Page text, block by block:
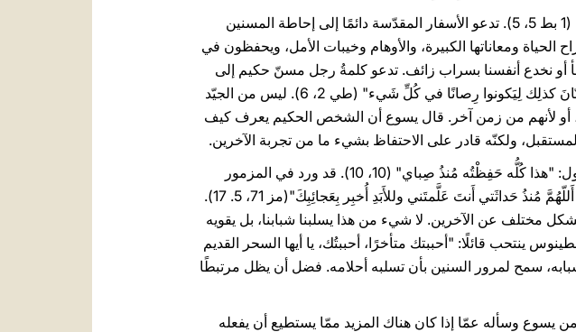
16. غير أن كلمة الله، في الوقت عينه، توصي الشبّان: "اِخضَعوا لِلشُّيوخ" (1 بط 5، 5). تدعو الأسفار المقدّسة دائمًا إلى إحاطة المسنين
الحياة ومعاناتها الكبيرة، والأوهام وخيبات الأمل، ويحفظون في
أو نخدع أنفسنا بسراب زائف. تدعو كلمةُ رجل مسنّ حكيم إلى
احترام حدود معيّنة وإلى السيطرة على الذات في الوقت المناسب: "عِظِ الشُّبّانَ كذلِك لِيَكونوا رِصانًا في كُلِّ شَيء" (طي 2، 6). ليس من الجيّد
لأنهم من زمن آخر. قال يسوع أن الشخص الحكيم يعرف كيف
17. نجد في إنجيل مرقس، رجلًا يستمع إلى يسوع يتكلم عن الوصايا، ويقول: "هذا كُلُّه حَفِظْتُه مُنذُ صِباي" (10، 10). قد ورد في المزمور
الشيء نفسه: "إِنك أَنت أَيُّها السّيدُ رَجائي وأَنت أَيُّها الرّب مُنذ صِبايَ مُعتمَدي... أَللّهُمَّ مُنذُ حَداثَتي أَنتَ عَلَّمتَني وللأَبَدِ أُخبِر بِعَجائِبِكَ"(مز 71، 5. 17).
مختلف عن الآخرين. لا شيء من هذا يسلبنا شبابنا، بل يقويه
كان القديس أوغسطينوس ينتحب قائلًا: "أحببتك متأخرًا، أحببتُك، يا أيها السحر القديم
سمح لمرور السنين بأن تسلبه أحلامه. فضل أن يظل مرتبطًا
نجد في إنجيل متى شابّا (متى 19، 20- 22) اقترب من يسوع وسأله عمّا إذا كان هناك المزيد ممّا يستطيع أن يفعله